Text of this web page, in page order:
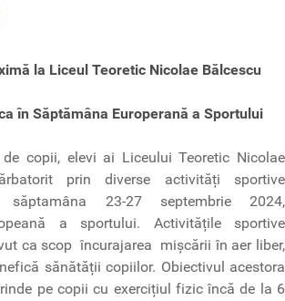
la Liceul Teoretic Nicolae Bălcescu
în Săptămâna Europerană a Sportului
copii, elevi ai Liceului Teoretic Nicolae
prin diverse activități sportive
23-27 septembrie 2024,
a sportului. Activitățile sportive
ca scop încurajarea mișcării în aer liber,
sănătății copiilor. Obiectivul acestora
pe copii cu exercițiul fizic încă de la 6